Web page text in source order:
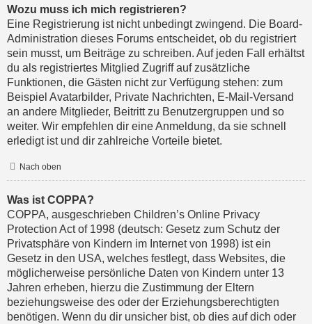
Wozu muss ich mich registrieren?
Eine Registrierung ist nicht unbedingt zwingend. Die Board-
Administration dieses Forums entscheidet, ob du registriert
sein musst, um Beiträge zu schreiben. Auf jeden Fall erhältst
du als registriertes Mitglied Zugriff auf zusätzliche
Funktionen, die Gästen nicht zur Verfügung stehen: zum
Beispiel Avatarbilder, Private Nachrichten, E-Mail-Versand
an andere Mitglieder, Beitritt zu Benutzergruppen und so
weiter. Wir empfehlen dir eine Anmeldung, da sie schnell
erledigt ist und dir zahlreiche Vorteile bietet.
Nach oben
Was ist COPPA?
COPPA, ausgeschrieben Children’s Online Privacy
Protection Act of 1998 (deutsch: Gesetz zum Schutz der
Privatsphäre von Kindern im Internet von 1998) ist ein
Gesetz in den USA, welches festlegt, dass Websites, die
möglicherweise persönliche Daten von Kindern unter 13
Jahren erheben, hierzu die Zustimmung der Eltern
beziehungsweise des oder der Erziehungsberechtigten
benötigen. Wenn du dir unsicher bist, ob dies auf dich oder